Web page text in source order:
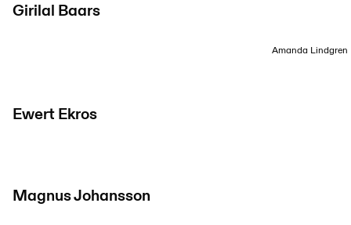
Girilal Baars
Amanda Lindgren
Ewert Ekros
Magnus Johansson